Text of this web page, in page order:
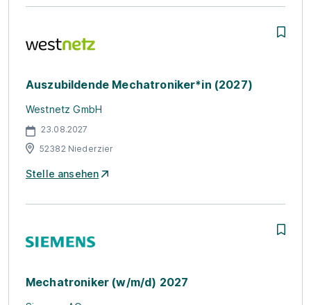
Auszubildende Mechatroniker*in (2027)
Westnetz GmbH
23.08.2027
52382 Niederzier
Stelle ansehen
Mechatroniker (w/m/d) 2027